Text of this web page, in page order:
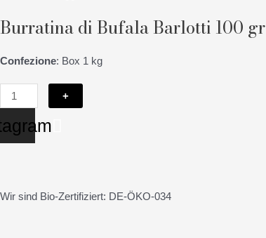
Burratina di Bufala Barlotti 100 gr
Confezione: Box 1 kg
Barlotti
gr
+
Wir sind Bio-Zertifiziert: DE-ÖKO-034